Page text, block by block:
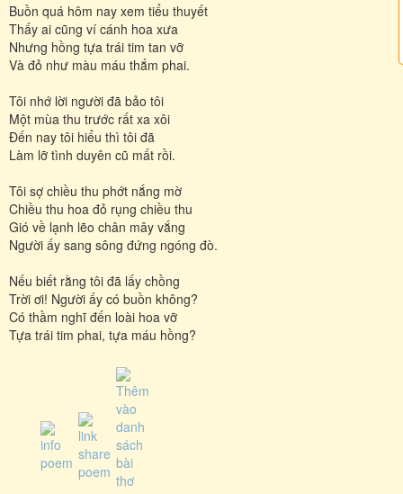
Buồn quá hôm nay xem tiểu thuyết
Thấy ai cũng ví cánh hoa xưa
Nhưng hồng tựa trái tim tan vỡ
Và đỏ như màu máu thắm phai.
Tôi nhớ lời người đã bảo tôi
Một mùa thu trước rất xa xôi
Đến nay tôi hiểu thì tôi đã
Làm lỡ tình duyên cũ mất rồi.
Tôi sợ chiều thu phớt nắng mờ
Chiều thu hoa đỏ rụng chiều thu
Gió về lạnh lẽo chân mây vắng
Người ấy sang sông đứng ngóng đò.
Nếu biết rằng tôi đã lấy chồng
Trời ơi! Người ấy có buồn không?
Có thầm nghĩ đến loài hoa vỡ
Tựa trái tim phai, tựa máu hồng?